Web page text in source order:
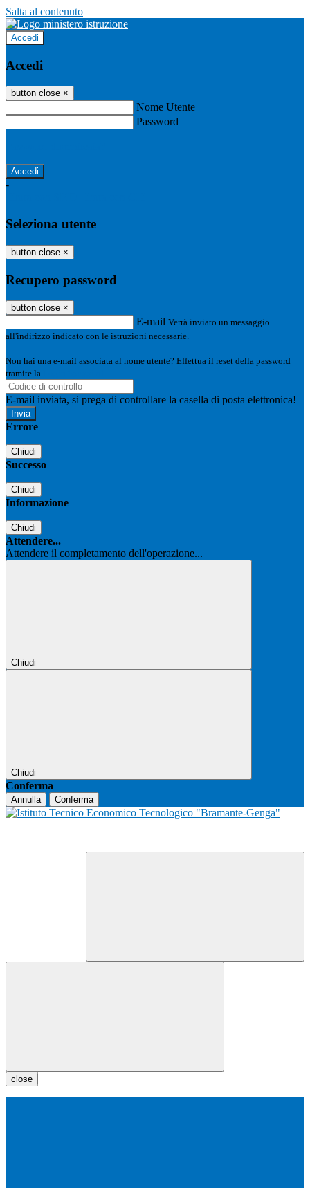
Salta al contenuto
Accedi
Accedi
button close ×
Nome Utente
Password
-
Seleziona utente
button close ×
Recupero password
button close ×
E-mail Verrà inviato un messaggio
all'indirizzo indicato con le istruzioni necessarie.
Non hai una e-mail associata al nome utente? Effettua il reset della password
tramite la
E-mail inviata, si prega di controllare la casella di posta elettronica!
Errore
Chiudi
Successo
Chiudi
Informazione
Chiudi
Attendere...
Attendere il completamento dell'operazione...
Chiudi
Chiudi
Conferma
Annulla Conferma
close